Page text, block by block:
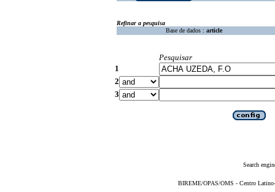
Refinar a pesquisa
Base de dados : article
Pesquisar
1
2
3
Search
BIREME/OPAS/OMS - Centro Latino-